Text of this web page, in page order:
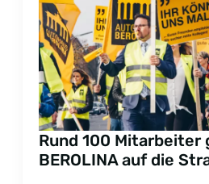
Rund 100 Mitarbeiter
BEROLINA auf die